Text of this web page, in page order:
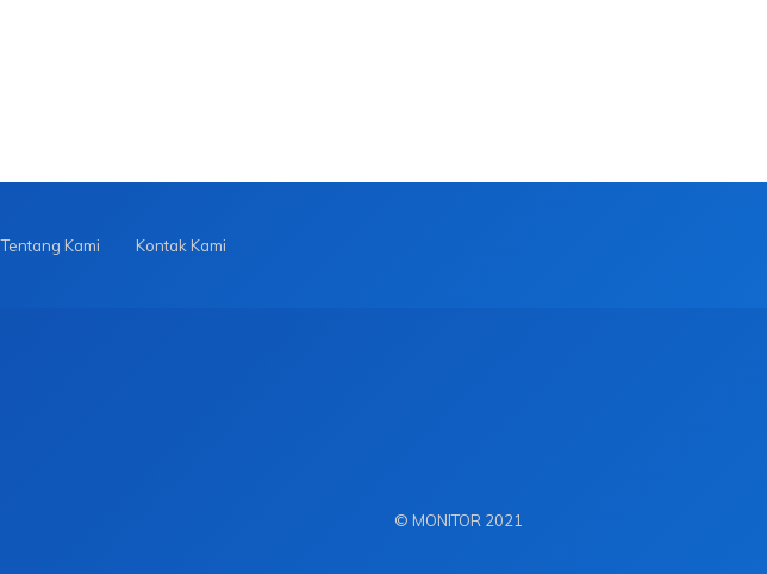
Tentang Kami Kontak Kami
© MONITOR 2021